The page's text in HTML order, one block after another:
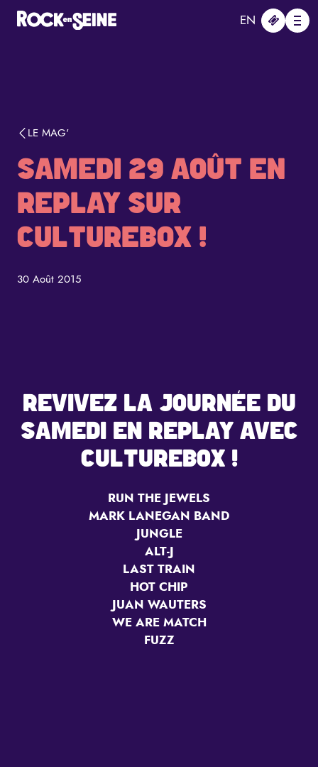
Aller au contenu principal
EN
LE MAG'
SAMEDI 29 AOÛT EN
REPLAY SUR
CULTUREBOX !
30 Août 2015
REVIVEZ LA JOURNÉE DU
SAMEDI EN REPLAY AVEC
CULTUREBOX !
RUN THE JEWELS
MARK LANEGAN BAND
JUNGLE
ALT-J
LAST TRAIN
HOT CHIP
JUAN WAUTERS
WE ARE MATCH
FUZZ
Panneau de gestion des cookies